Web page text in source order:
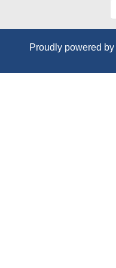
Proudly powered by